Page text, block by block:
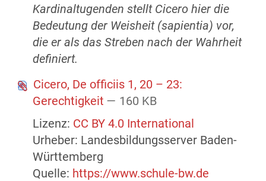
Kardinaltugenden stellt Cicero hier die
Bedeutung der Weisheit (sapientia) vor,
die er als das Streben nach der Wahrheit
definiert.
Cicero, De officiis 1, 20 – 23:
Gerechtigkeit — 160 KB
Lizenz: CC BY 4.0 International
Urheber: Landesbildungsserver Baden-
Württemberg
Quelle: https://www.schule-bw.de